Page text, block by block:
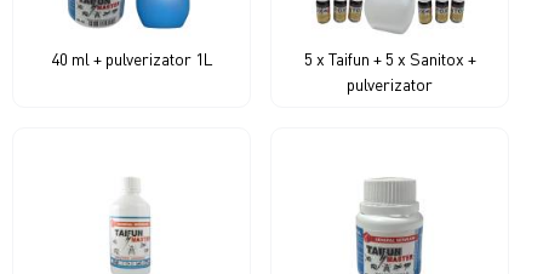
40 ml + pulverizator 1L
5 x Taifun + 5 x Sanitox +
pulverizator